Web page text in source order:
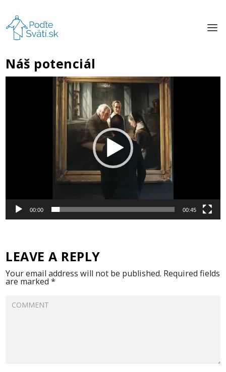
Náš potenciál
00:00 00:45
LEAVE A REPLY
Your email address will not be published. Required fields
are marked*